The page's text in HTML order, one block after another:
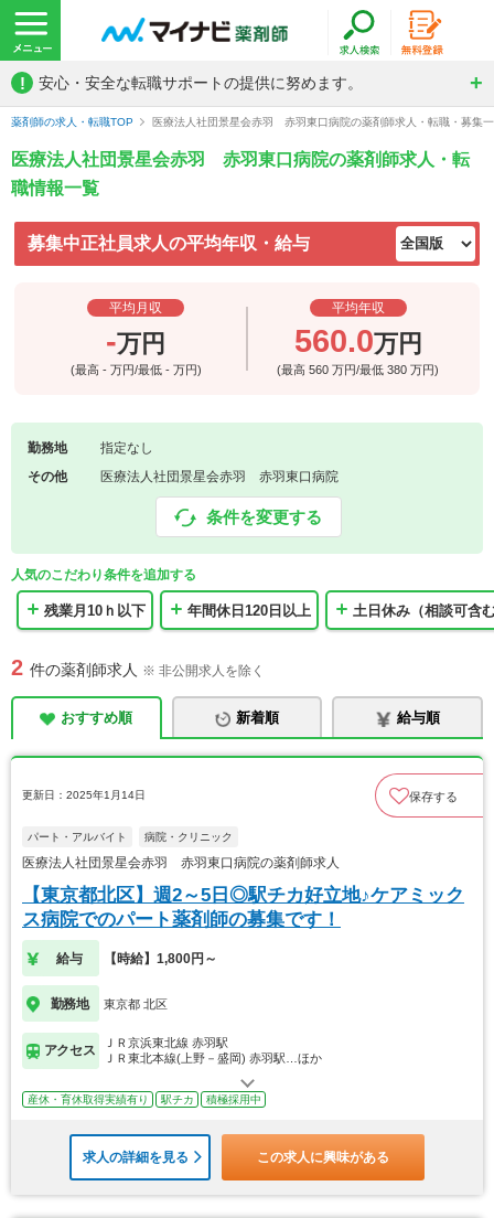
! 安心・安全な転職サポートの提供に努めます。
薬剤師の求人・転職TOP 医療法人社団景星会赤羽 赤羽東口病院の薬剤師求人・転職・募集
医療法人社団景星会赤羽 赤羽東口病院の薬剤師求人・転
職情報一覧
募集中正社員求人の平均年収・給与
平均月収
-万円
(最高 - 万円/最低 - 万円)
平均年収
560.0万円
(最高560万円/最低380万円)
勤務地
指定なし
その他
医療法人社団景星会赤羽 赤羽東口病院
条件を変更する
人気のこだわり条件を追加する
残業月10ｈ以下 年間休日120日以上 土日休み（相談可含
2 件の薬剤師求人 ※ 非公開求人を除く
おすすめ順 新着順 給与順
更新日：2025年1月14日 保存する
パート・アルバイト 病院・クリニック
医療法人社団景星会赤羽 赤羽東口病院の薬剤師求人
【東京都北区】週2～5日◎駅チカ好立地♪ケアミック
ス病院でのパート薬剤師の募集です！
給与 【時給】1,800円～
勤務地 東京都 北区
アクセス
ＪＲ京浜東北線 赤羽駅
ＪＲ東北本線(上野－盛岡) 赤羽駅…ほか
産休・育休取得実績有り 駅チカ 積極採用中
求人の詳細を見る この求人に興味がある